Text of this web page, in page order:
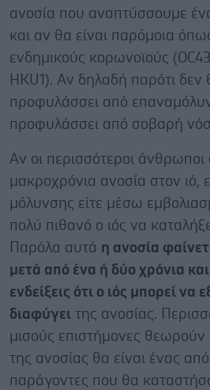
ανοσία που αναπτύσσουμε
και αν θα είναι παρόμοια
ενδημικούς κορωνοϊούς
HKU1). Αν δηλαδή παρότι δεν
προφυλάσσει από
προφυλάσσει από σοβαρή
Αν οι περισσότεροι
μακροχρόνια ανοσία στον ιό,
μόλυνσης είτε μέσω
πολύ πιθανό ο ιός να
Παρόλα αυτά η ανοσία
μετά από ένα ή δύο χρόνια
ενδείξεις ότι ο ιός μπορεί να
διαφύγει της ανοσίας.
μισούς επιστήμονες θεωρούν
της ανοσίας θα είναι ένας
παράγοντες που θα